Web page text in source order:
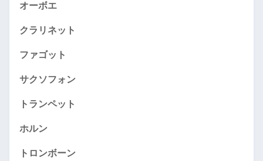
オーボエ
クラリネット
ファゴット
サクソフォン
トランペット
ホルン
トロンボーン